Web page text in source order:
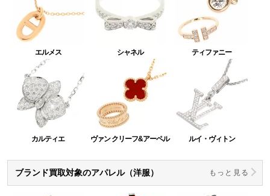
エルメス シャネル ティファニー
カルティエ ヴァン クリーフ&アーペル ルイ・ヴィトン
ブランド買取対象のアパレル（洋服） もっと見る